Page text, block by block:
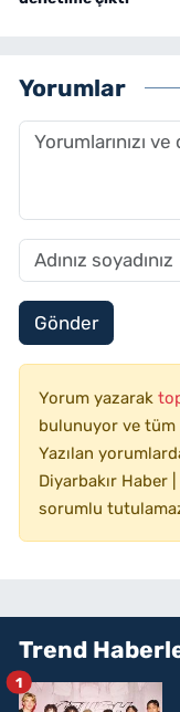
Yorumlar
Gönder
Yorum yazarak
bulunuyor ve
Yazılan
Diyarbakır Haber
sorumlu
Trend
1